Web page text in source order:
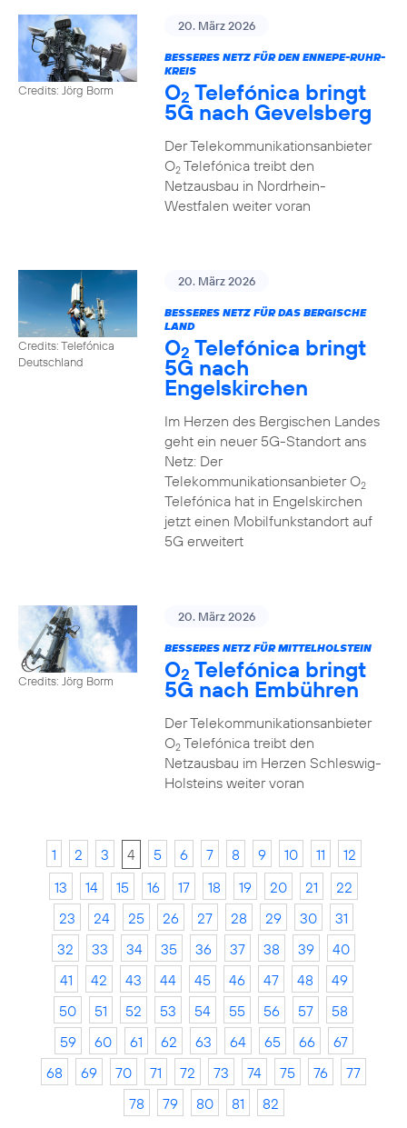
Credits: Jörg Borm
20. März 2026
BESSERES NETZ FÜR DEN ENNEPE-RUHR-
KREIS
O2 Telefónica bringt
5G nach Gevelsberg
Der Telekommunikationsanbieter
O2Telefónica treibt den
Netzausbau in Nordrhein-
Westfalen weiter voran
Credits: Telefónica
Deutschland
20. März 2026
BESSERES NETZ FÜR DAS BERGISCHE
LAND
O2 Telefónica bringt
5G nach
Engelskirchen
Im Herzen des Bergischen Landes
geht ein neuer 5G-Standort ans
Netz: Der
Telekommunikationsanbieter O2
Telefónica hat in Engelskirchen
jetzt einen Mobilfunkstandort auf
5G erweitert
Credits: Jörg Borm
20. März 2026
BESSERES NETZ FÜR MITTELHOLSTEIN
O2 Telefónica bringt
5G nach Embühren
Der Telekommunikationsanbieter
O2Telefónica treibt den
Netzausbau im Herzen Schleswig-
Holsteins weiter voran
1 2 3 4 5 6 7 8 9 10 11
12
13
14 15 16 17 18 19 20 21
22
23
24 25 26 27 28 29 30
31
32
33 34 35 36 37 38 39
40
41
42 43 44 45 46 47 48
49
50
51 52 53 54 55 56 57
58
59
60 61 62 63 64 65 66
67
68
69 70 71 72 73 74 75 76
77
78
79 80 81 82